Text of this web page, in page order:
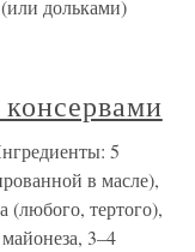
дольками)
5
в масле),
(любого, тертого),
3–4